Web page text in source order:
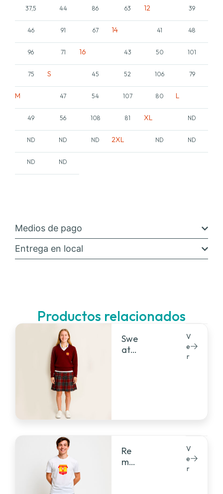
37,5 44 86 63 12 39
46 91 67 14 41 48
96 71 16 43 50 101
75 S 45 52 106 79
M 47 54 107 80 L
49 56 108 81 XL ND
ND ND ND 2XL ND ND
ND ND
Medios de pago
Entrega en local
Productos relacionados
Swe
ate
V
e
r
Re
mer
V
e
r